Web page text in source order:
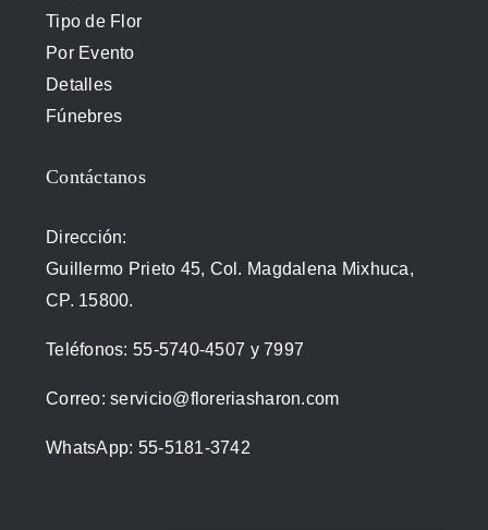
Tipo de Flor
Por Evento
Detalles
Fúnebres
Contáctanos
Dirección:
Guillermo Prieto 45, Col. Magdalena Mixhuca,
CP. 15800.
Teléfonos: 55-5740-4507 y7997
Correo:servicio@floreriasharon.com
WhatsApp: 55-5181-3742